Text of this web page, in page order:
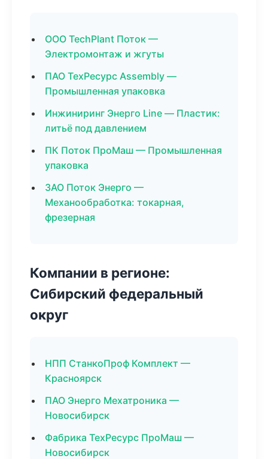
ООО TechPlant Поток —
Электромонтаж и жгуты
ПАО ТехРесурс Assembly —
Промышленная упаковка
Инжиниринг Энерго Line — Пластик:
литьё под давлением
ПК Поток ПроМаш — Промышленная
упаковка
ЗАО Поток Энерго —
Механообработка: токарная,
фрезерная
Компании в регионе:
Сибирский федеральный
округ
НПП СтанкоПроф Комплект —
Красноярск
ПАО Энерго Мехатроника —
Новосибирск
Фабрика ТехРесурс ПроМаш —
Новосибирск